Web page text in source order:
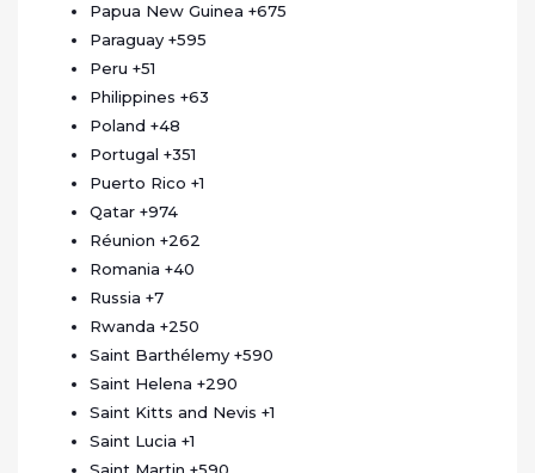
Papua New Guinea +675
Paraguay +595
Peru +51
Philippines +63
Poland +48
Portugal +351
Puerto Rico +1
Qatar +974
Réunion +262
Romania +40
Russia +7
Rwanda +250
Saint Barthélemy +590
Saint Helena +290
Saint Kitts and Nevis +1
Saint Lucia +1